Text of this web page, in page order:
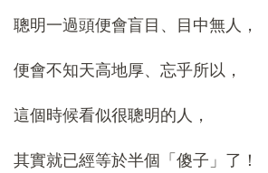
聰明一過頭便會盲目、目中無人，
便會不知天高地厚、忘乎所以，
這個時候看似很聰明的人，
其實就已經等於半個「傻子」了！